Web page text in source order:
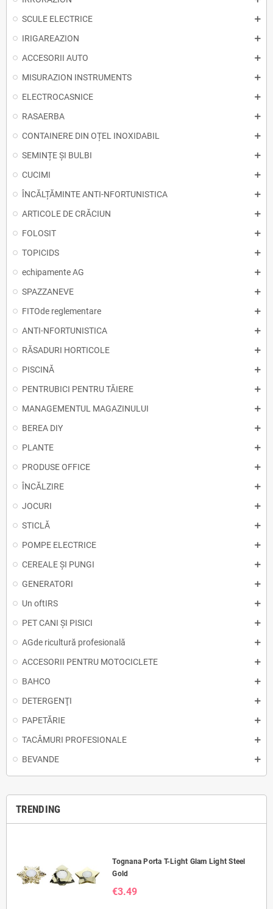
SCULE ELECTRICE
IRIGAREAZION
ACCESORII AUTO
MISURAZION INSTRUMENTS
ELECTROCASNICE
RASAERBA
CONTAINERE DIN OȚEL INOXIDABIL
SEMINȚE ȘI BULBI
CUCIMI
ÎNCĂLȚĂMINTE ANTI-NFORTUNISTICA
ARTICOLE DE CRĂCIUN
FOLOSIT
TOPICIDS
echipamente AG
SPAZZANEVE
FITOde reglementare
ANTI-NFORTUNISTICA
RĂSADURI HORTICOLE
PISCINĂ
PENTRUBICI PENTRU TĂIERE
MANAGEMENTUL MAGAZINULUI
BEREA DIY
PLANTE
PRODUSE OFFICE
ÎNCĂLZIRE
JOCURI
STICLĂ
POMPE ELECTRICE
CEREALE ȘI PUNGI
GENERATORI
Un oftIRS
PET CANI ȘI PISICI
AGde ricultură profesională
ACCESORII PENTRU MOTOCICLETE
BAHCO
DETERGENŢI
PAPETĂRIE
TACÂMURI PROFESIONALE
BEVANDE
TRENDING
Tognana Porta T-Light Glam Light Steel
Gold
€3.49